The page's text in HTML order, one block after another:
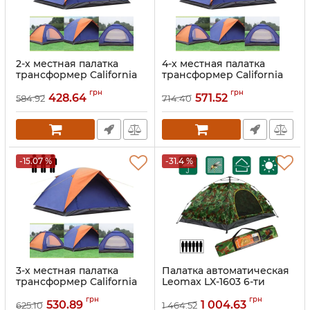
2-х местная палатка
трансформер California
200x100x110 см, походная
кемпинга, двухместная,
на 2 персоны
584.92 428.64 грн
4-х местная палатка
трансформер California
200x200x110 см, походная
кемпинга,
четырехместная, на 4
персоны
Артикул: 1847174
714.40 571.52 грн
-15.07 %
3-х местная палатка
трансформер California
200x150x110 см, походная
625.10 530.89 грн
-31.4 %
Палатка автоматическая
Leomax LX-1603 6-ти
250x200x150 см, автомат,
1 464.52 1 004.63 грн